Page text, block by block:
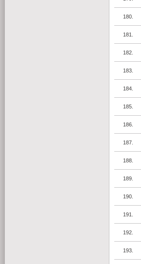
180.
181.
182.
183.
184.
185.
186.
187.
188.
189.
190.
191.
192.
193.